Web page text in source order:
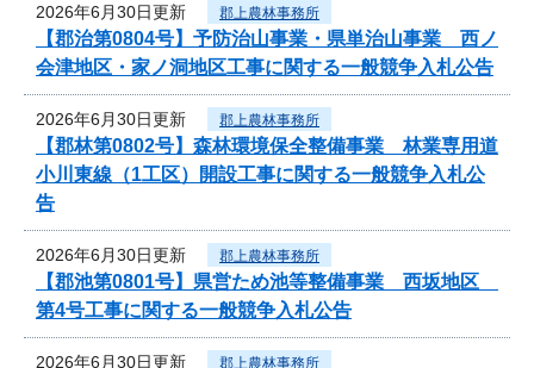
2026年6月30日更新 郡上農林事務所
【郡治第0804号】予防治山事業・県単治山事業 西ノ
会津地区・家ノ洞地区工事に関する一般競争入札公告
2026年6月30日更新 郡上農林事務所
【郡林第0802号】森林環境保全整備事業 林業専用道
小川東線（1工区）開設工事に関する一般競争入札公
告
2026年6月30日更新 郡上農林事務所
【郡池第0801号】県営ため池等整備事業 西坂地区
第4号工事に関する一般競争入札公告
2026年6月30日更新 郡上農林事務所